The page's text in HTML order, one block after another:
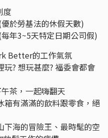
度
於勞基法的休假天數)
年3~5天特定日期公司假)
Better的工作氣氛
玩? 想玩甚麼? 福委會都會
茶，一起嗨翻天
箱有滿滿的飲料跟零食，絕
下海的冒險王、最時髦的空